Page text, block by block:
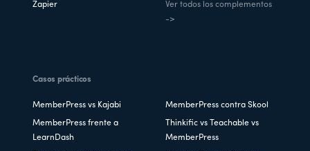
Zapier
Ver todos los complementos
->
Casos prácticos
MemberPress vs Kajabi MemberPress contra Skool
MemberPress frente a
LearnDash
Thinkific vs Teachable vs
MemberPress